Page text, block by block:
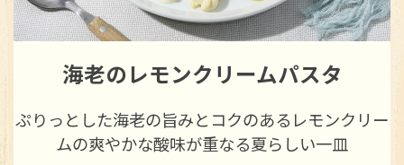
たっぷり夏野菜のラタトゥイユ
彩り豊かな夏野菜とトマトの旨みがぎゅっと詰まっ
た味わい